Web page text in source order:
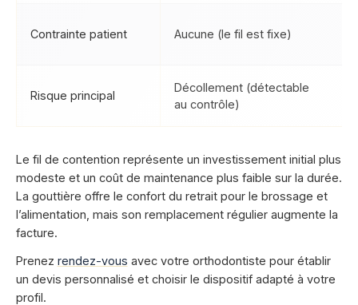
Contrainte patient Aucune (le fil est fixe)
Risque principal
Décollement (détectable
au contrôle)
Le fil de contention représente un investissement initial plus
modeste et un coût de maintenance plus faible sur la durée.
La gouttière offre le confort du retrait pour le brossage et
l’alimentation, mais son remplacement régulier augmente la
facture.
Prenez rendez-vous avec votre orthodontiste pour établir
un devis personnalisé et choisir le dispositif adapté à votre
profil.